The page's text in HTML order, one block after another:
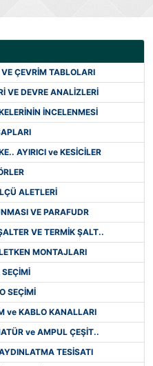
ÇEVRİM TABLOLARI
VE DEVRE ANALİZLERİ
İNCELENMESİ
AYIRICI ve KESİCİLER
ALETLERİ
VE PARAFUDR
VE TERMİK ŞALT..
MONTAJLARI
SEÇİMİ
ve KABLO KANALLARI
ve AMPUL ÇEŞİT..
TESİSATI